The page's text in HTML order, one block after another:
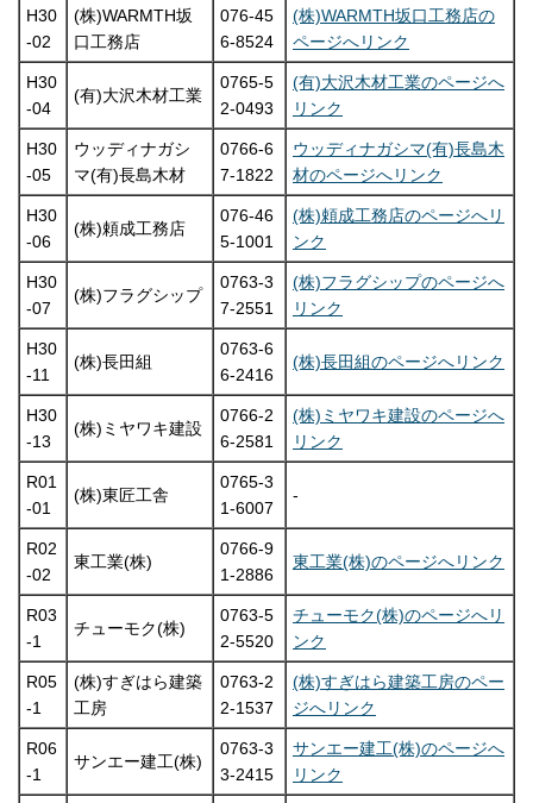
H30
-02
(株)WARMTH坂
口工務店
076-45
6-8524
(株)WARMTH坂口工務店の
ページへリンク
H30
-04
(有)大沢木材工業
0765-5
2-0493
(有)大沢木材工業のページへ
リンク
H30
-05
ウッディナガシ
マ(有)長島木材
0766-6
7-1822
ウッディナガシマ(有)長島木
材のページへリンク
H30
-06
(株)頼成工務店
076-46
5-1001
(株)頼成工務店のページへリ
ンク
H30
-07
(株)フラグシップ
0763-3
7-2551
(株)フラグシップのページへ
リンク
H30
-11
(株)長田組
0763-6
6-2416
(株)長田組のページへリンク
H30
-13
(株)ミヤワキ建設
0766-2
6-2581
(株)ミヤワキ建設のページへ
リンク
R01
-01
(株)東匠工舎
0765-3
1-6007
-
R02
-02
東工業(株)
0766-9
1-2886
東工業(株)のページへリンク
R03
-1
チューモク(株)
0763-5
2-5520
チューモク(株)のページへリ
ンク
R05
-1
(株)すぎはら建築
工房
0763-2
2-1537
(株)すぎはら建築工房のペー
ジへリンク
R06
-1
サンエー建工(株)
0763-3
3-2415
サンエー建工(株)のページへ
リンク